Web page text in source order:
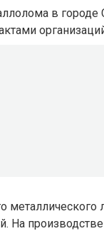
в городе
металлического
На производстве